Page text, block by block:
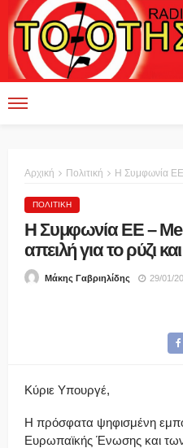
Αρχική Πολιτική Η Συμφωνία ΕΕ –
ΠΟΛΙΤΙΚΉ
Η Συμφωνία ΕΕ –
απειλή για το ρύζι
Μάκης Γαβριηλίδης 29/01/
Κύριε Υπουργέ,
Η πρόσφατα ψηφισμένη
Ευρωπαϊκής Ένωσης και των